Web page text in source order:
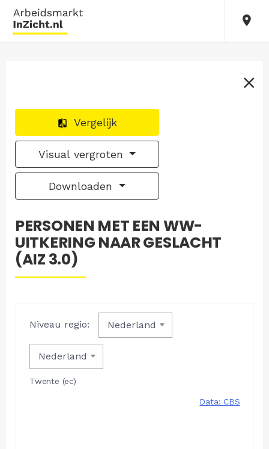
Vergelijk
Visual vergroten
Downloaden
PERSONEN MET EEN WW-
UITKERING NAAR GESLACHT
(AIZ 3.0)